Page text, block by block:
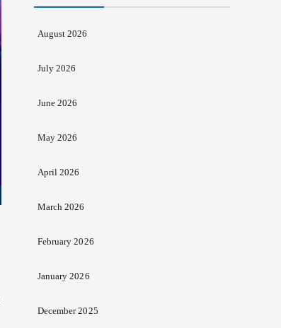
August 2026
July 2026
June 2026
May 2026
April 2026
March 2026
February 2026
January 2026
December 2025